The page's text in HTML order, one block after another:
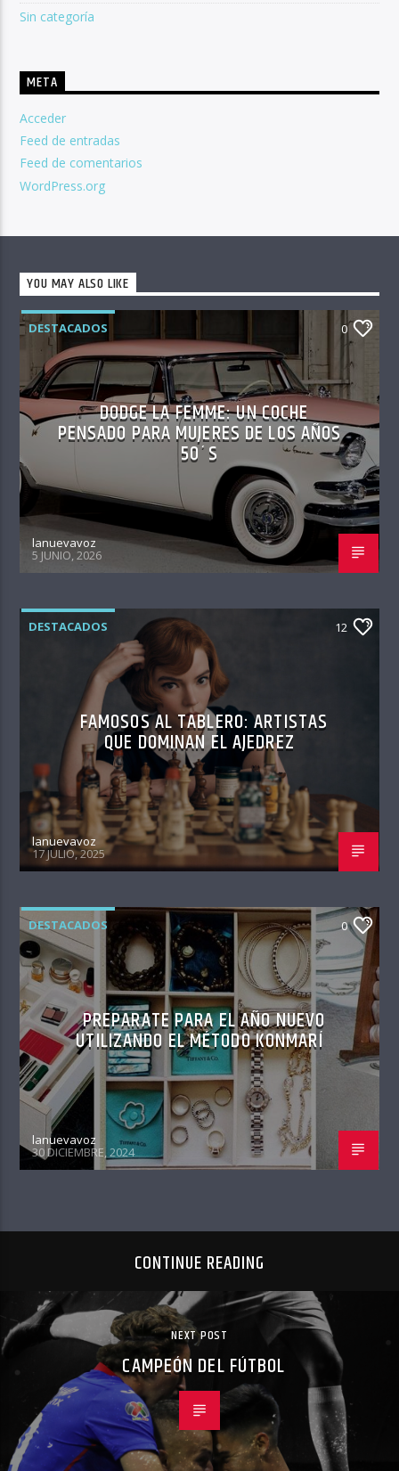
Sin categoría
META
Acceder
Feed de entradas
Feed de comentarios
WordPress.org
YOU MAY ALSO LIKE
DESTACADOS 0
DODGE LA FEMME: UN COCHE
PENSADO PARA MUJERES DE LOS AÑOS
50´S
lanuevavoz
5 JUNIO, 2026
DESTACADOS 12
FAMOSOS AL TABLERO: ARTISTAS
QUE DOMINAN EL AJEDREZ
lanuevavoz
17 JULIO, 2025
DESTACADOS 0
PREPARATE PARA EL AÑO NUEVO
UTILIZANDO EL MÉTODO KONMARÍ
lanuevavoz
30 DICIEMBRE, 2024
CONTINUE READING
NEXT POST
CAMPEÓN DEL FÚTBOL